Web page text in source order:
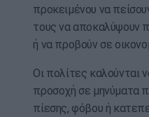
προκειμένου να
τους να αποκαλύψουν
ή να προβούν σε
Οι πολίτες καλούνται
προσοχή σε μηνύματα
πίεσης, φόβου ή